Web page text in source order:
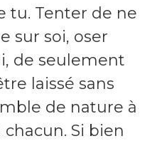
tu. Tenter de ne
sur soi, oser
de seulement
laissé sans
de nature à
Si bien